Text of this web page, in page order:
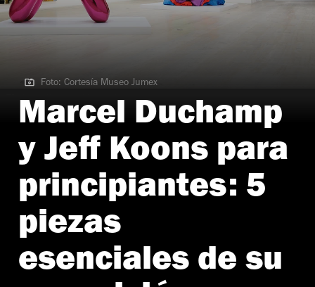
Foto: Cortesía Museo Jumex
Foto: Cortesía Museo Jumex
Marcel Duchamp
y Jeff Koons para
principiantes: 5
piezas
esenciales de su